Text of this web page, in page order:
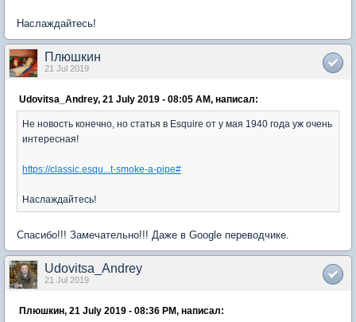
Наслаждайтесь!
Плюшкин
21 Jul 2019
Udovitsa_Andrey, 21 July 2019 - 08:05 AM, написал:
Не новость конечно, но статья в Esquire от у мая 1940 года уж очень
интересная!
https://classic.esqu...t-smoke-a-pipe#
Наслаждайтесь!
Спасибо!!! Замечательно!!! Даже в Google переводчике.
Udovitsa_Andrey
21 Jul 2019
Плюшкин, 21 July 2019 - 08:36 PM, написал: